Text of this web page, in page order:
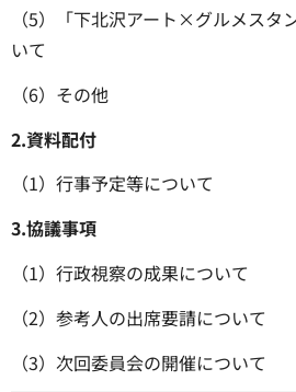
（5）「下北沢アート×グルメスタ
いて
（6）その他
2.資料配付
（1）行事予定等について
3.協議事項
（1）行政視察の成果について
（2）参考人の出席要請について
（3）次回委員会の開催について